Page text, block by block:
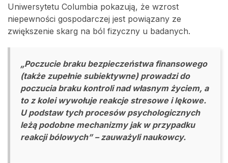
Uniwersytetu Columbia pokazują, że wzrost
niepewności gospodarczej jest powiązany ze
zwiększenie skarg na ból fizyczny u badanych.
„Poczucie braku bezpieczeństwa finansowego
(także zupełnie subiektywne) prowadzi do
poczucia braku kontroli nad własnym życiem, a
to z kolei wywołuje reakcje stresowe i lękowe.
U podstaw tych procesów psychologicznych
leżą podobne mechanizmy jak w przypadku
reakcji bólowych” – zauważyli naukowcy.